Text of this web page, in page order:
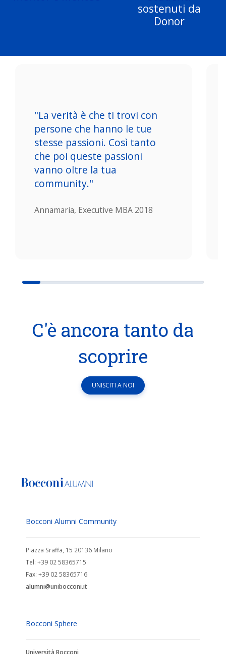
sostenuti da
Donor
"La verità è che ti trovi con
persone che hanno le tue
stesse passioni. Così tanto
che poi queste passioni
vanno oltre la tua
community."
Annamaria, Executive MBA 2018
C'è ancora tanto da
scoprire
UNISCITI A NOI
Bocconi Alumni Community
Piazza Sraffa, 15 20136 Milano
Tel: +39 02 58365715
Fax: +39 02 58365716
alumni@unibocconi.it
Bocconi Sphere
Università Bocconi